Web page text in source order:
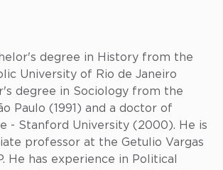
degree in History from the
University of Rio de Janeiro
degree in Sociology from the
Paulo (1991) and a doctor of
- Stanford University (2000). He is
professor at the Getulio Vargas
He has experience in Political